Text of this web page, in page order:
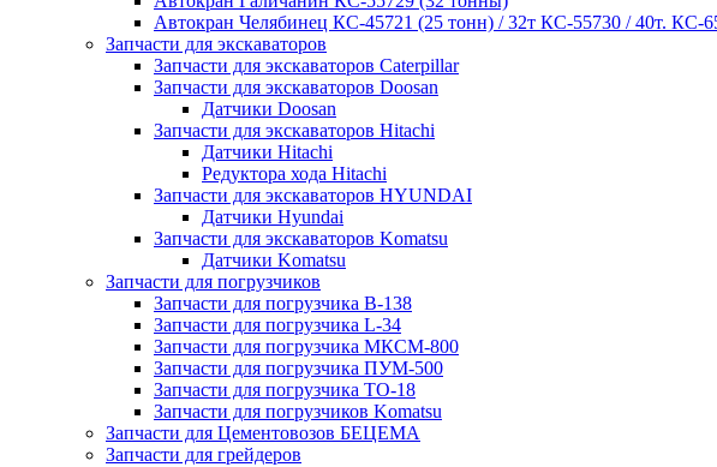
Автокран Челябинец КС-45721 (25 тонн) / 32т КС-55730 / 40т. КС-
Запчасти для экскаваторов
Запчасти для экскаваторов Caterpillar
Запчасти для экскаваторов Doosan
Датчики Doosan
Запчасти для экскаваторов Hitachi
Датчики Hitachi
Редуктора хода Hitachi
Запчасти для экскаваторов HYUNDAI
Датчики Hyundai
Запчасти для экскаваторов Komatsu
Датчики Komatsu
Запчасти для погрузчиков
Запчасти для погрузчика B-138
Запчасти для погрузчика L-34
Запчасти для погрузчика МКСМ-800
Запчасти для погрузчика ПУМ-500
Запчасти для погрузчика ТО-18
Запчасти для погрузчиков Komatsu
Запчасти для Цементовозов БЕЦЕМА
Запчасти для грейдеров